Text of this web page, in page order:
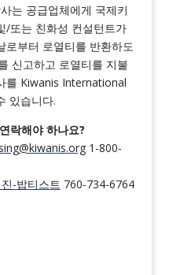
는 공급업체에게 국제키
/또는 친화성 컨설턴트가
로부터 로열티를 반환하도
신고하고 로열티를 지불
를 Kiwanis International
있습니다.
락해야 하나요?
1-800-
-밥티스트 760-734-6764